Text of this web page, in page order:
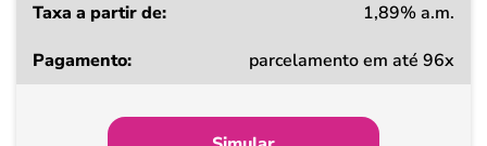
1,89% a.m.
parcelamento em até 96x